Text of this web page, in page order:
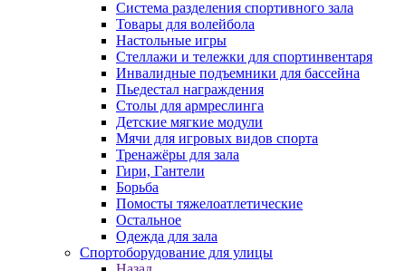
Система разделения спортивного зала
Товары для волейбола
Настольные игры
Стеллажи и тележки для спортинвентаря
Инвалидные подъемники для бассейна
Пьедестал награждения
Столы для армреслинга
Детские мягкие модули
Мячи для игровых видов спорта
Тренажёры для зала
Гири, Гантели
Борьба
Помосты тяжелоатлетические
Остальное
Одежда для зала
Спортоборудование для улицы